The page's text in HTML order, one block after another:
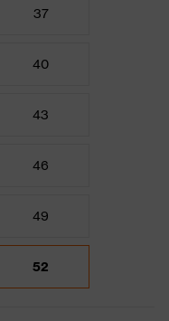
37
40
43
46
49
52